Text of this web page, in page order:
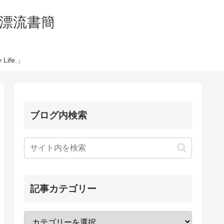
流書簡
」
ブログ内検索
記事カテゴリー